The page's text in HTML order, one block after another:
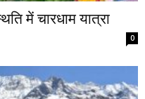
में चारधाम यात्रा
0